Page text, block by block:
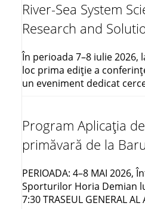
River-Sea System
Research and
În perioada 7–8 iulie 2026,
loc prima ediție a
un eveniment dedicat
Program Aplicația
primăvară de la Baru
PERIOADA: 4–8 MAI 2026,
Sporturilor Horia Demian
7:30 TRASEUL GENERAL AL